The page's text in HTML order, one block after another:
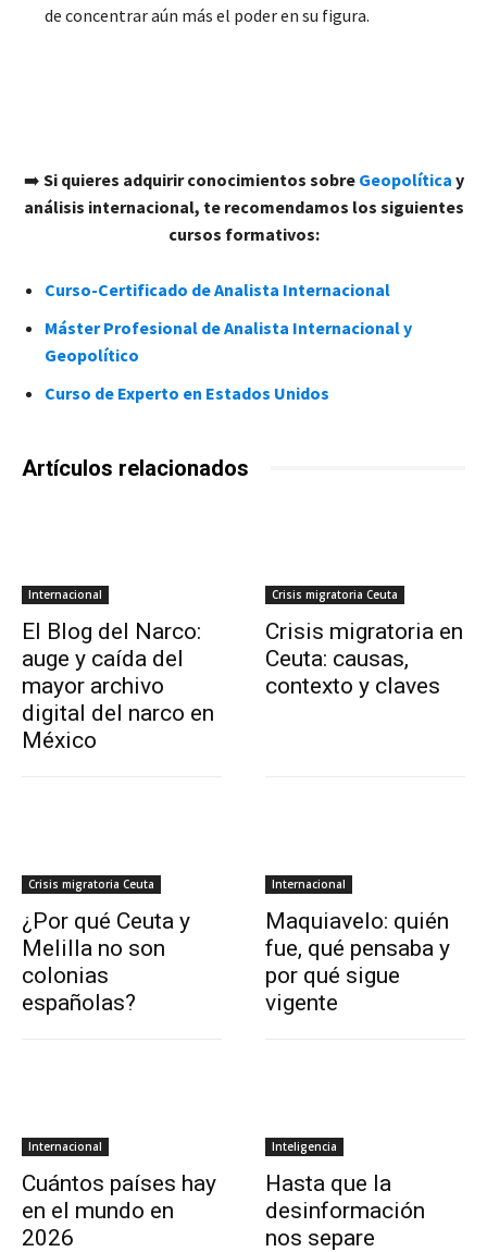
de concentrar aún más el poder en su figura.
➡️ Si quieres adquirir conocimientos sobre Geopolítica y
análisis internacional, te recomendamos los siguientes
cursos formativos:
Curso-Certificado de Analista Internacional
Máster Profesional de Analista Internacional y
Geopolítico
Curso de Experto en Estados Unidos
Artículos relacionados
Internacional
El Blog del Narco:
auge y caída del
mayor archivo
digital del narco en
México
Crisis migratoria Ceuta
Crisis migratoria en
Ceuta: causas,
contexto y claves
Crisis migratoria Ceuta
¿Por qué Ceuta y
Melilla no son
colonias
españolas?
Internacional
Maquiavelo: quién
fue, qué pensaba y
por qué sigue
vigente
Internacional
Cuántos países hay
en el mundo en
2026
Inteligencia
Hasta que la
desinformación
nos separe